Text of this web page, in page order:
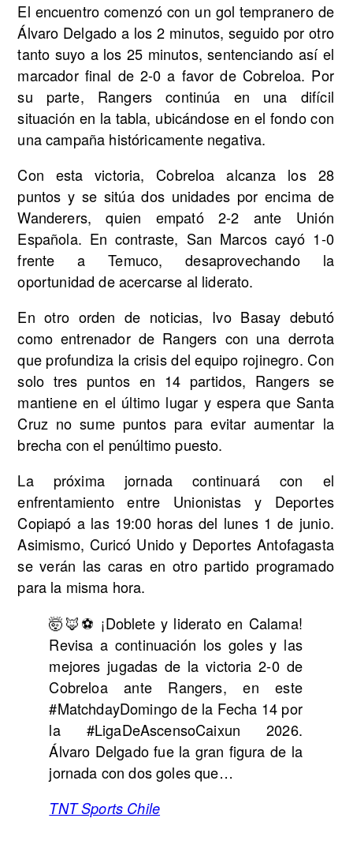
El encuentro comenzó con un gol tempranero de
Álvaro Delgado a los 2 minutos, seguido por otro
tanto suyo a los 25 minutos, sentenciando así el
marcador final de 2-0 a favor de Cobreloa. Por
su parte, Rangers continúa en una difícil
situación en la tabla, ubicándose en el fondo con
una campaña históricamente negativa.
Con esta victoria, Cobreloa alcanza los 28
puntos y se sitúa dos unidades por encima de
Wanderers, quien empató 2-2 ante Unión
Española. En contraste, San Marcos cayó 1-0
frente a Temuco, desaprovechando la
oportunidad de acercarse al liderato.
En otro orden de noticias, Ivo Basay debutó
como entrenador de Rangers con una derrota
que profundiza la crisis del equipo rojinegro. Con
solo tres puntos en 14 partidos, Rangers se
mantiene en el último lugar y espera que Santa
Cruz no sume puntos para evitar aumentar la
brecha con el penúltimo puesto.
La próxima jornada continuará con el
enfrentamiento entre Unionistas y Deportes
Copiapó a las 19:00 horas del lunes 1 de junio.
Asimismo, Curicó Unido y Deportes Antofagasta
se verán las caras en otro partido programado
para la misma hora.
🤯🦊⚽ ¡Doblete y liderato en Calama!
Revisa a continuación los goles y las
mejores jugadas de la victoria 2-0 de
Cobreloa ante Rangers, en este
#MatchdayDomingo de la Fecha 14 por
la #LigaDeAscensoCaixun 2026.
Álvaro Delgado fue la gran figura de la
jornada con dos goles que…
TNT Sports Chile